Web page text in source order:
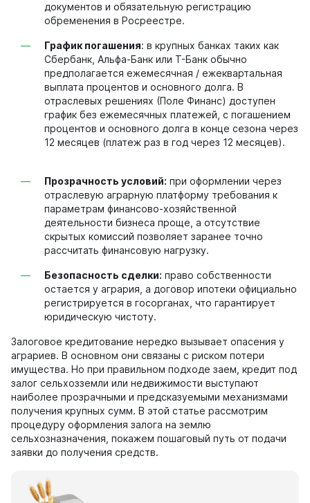
документов и обязательную регистрацию
обременения в Росреестре.
График погашения: в крупных банках таких как
Сбербанк, Альфа-Банк или Т-Банк обычно
предполагается ежемесячная / ежеквартальная
выплата процентов и основного долга. В
отраслевых решениях (Поле Финанс) доступен
график без ежемесячных платежей, с погашением
процентов и основного долга в конце сезона через
12 месяцев (платеж раз в год через 12 месяцев).
Прозрачность условий: при оформлении через
отраслевую аграрную платформу требования к
параметрам финансово-хозяйственной
деятельности бизнеса проще, а отсутствие
скрытых комиссий позволяет заранее точно
рассчитать финансовую нагрузку.
Безопасность сделки: право собственности
остается у агрария, а договор ипотеки официально
регистрируется в госорганах, что гарантирует
юридическую чистоту.
Залоговое кредитование нередко вызывает опасения у
аграриев. В основном они связаны с риском потери
имущества. Но при правильном подходе заем, кредит под
залог сельхозземли или недвижимости выступают
наиболее прозрачными и предсказуемыми механизмами
получения крупных сумм. В этой статье рассмотрим
процедуру оформления залога на землю
сельхозназначения, покажем пошаговый путь от подачи
заявки до получения средств.